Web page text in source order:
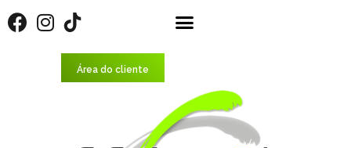
Área do cliente